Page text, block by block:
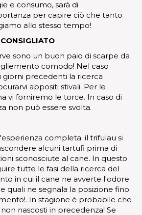
e consumo, sarà di
per capire ciò che tanto
allo stesso tempo!
sono un buon paio di scarpe da
comodo! Nel caso
giorni precedenti la ricerca
appositi stivali. Per le
vi forniremo le torce. In caso di
non può essere svolta.
completa. il trifulau si
alcuni tartufi prima di
sconosciute al cane. In questo
tutte le fasi della ricerca del
in cui il cane ne avverte l'odore
quali ne segnala la posizione fino
In stagione è probabile che
nascosti in precedenza! Se